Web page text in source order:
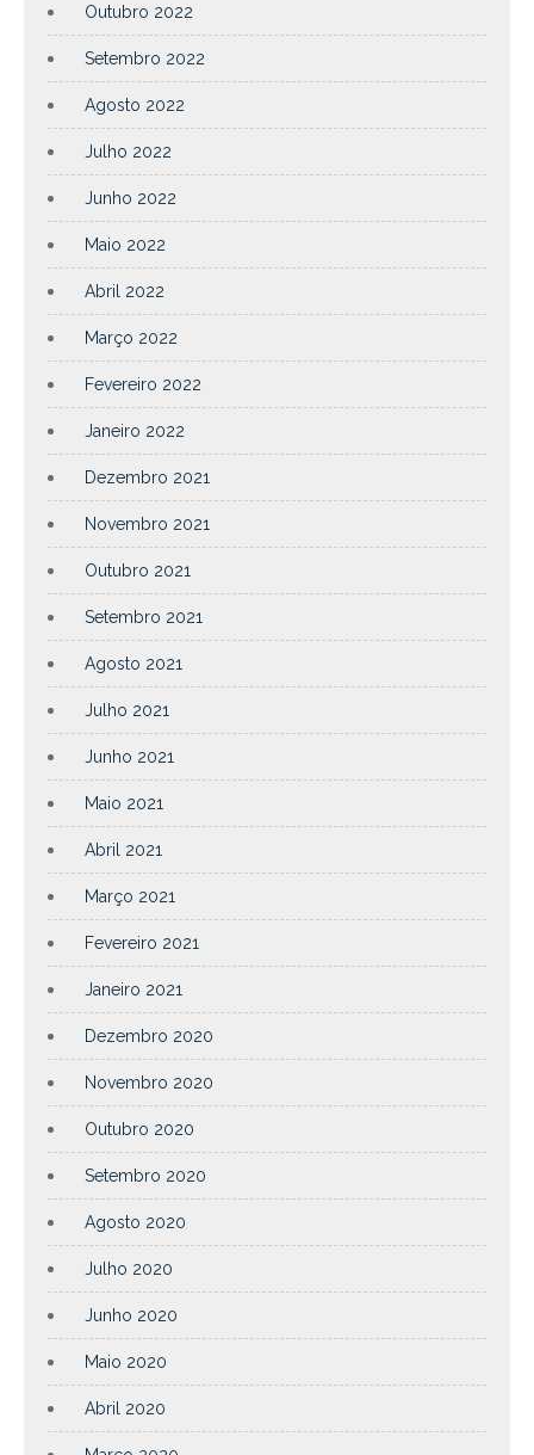
Outubro 2022
Setembro 2022
Agosto 2022
Julho 2022
Junho 2022
Maio 2022
Abril 2022
Março 2022
Fevereiro 2022
Janeiro 2022
Dezembro 2021
Novembro 2021
Outubro 2021
Setembro 2021
Agosto 2021
Julho 2021
Junho 2021
Maio 2021
Abril 2021
Março 2021
Fevereiro 2021
Janeiro 2021
Dezembro 2020
Novembro 2020
Outubro 2020
Setembro 2020
Agosto 2020
Julho 2020
Junho 2020
Maio 2020
Abril 2020